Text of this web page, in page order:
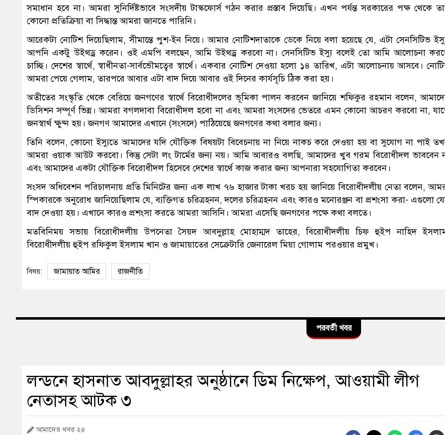
সমাধান হবে না। আমরা সুনির্দিষ্টভাবে সংসদীয় টাস্কফোর্স গঠন করার প্রস্তাব দিয়েছি। এখন পর্যন্ত সরকারের পক্ষ থেকে
কোনো প্রতিক্রিয়া বা সিদ্ধান্ত আমরা জানতে পারিনি।
আরেকটা নোটিশ দিয়েছিলাম, সীমান্তে পুশ-ইন নিয়ে। আমার নোটিশদাতাকে ডেকে নিয়ে বলা হয়েছে যে, এটা সেনসিটিভ
আপনি একটু উইথড্র করেন। ওই এমপি বলছেন, আমি উইথড্র করবো না। সেনসিটিভ ইস্যু বলেই তো আমি আলোচনা
চাচ্ছি। দেশের স্বার্থে, স্বাধীনতা-সার্বভৌমত্বের স্বার্থে। একবার নোটিশ দেওয়া হলো ১৪ তারিখ, এটা আলোচনায় আসবে।
আমরা পেয়ে গেলাম, তারপরে আবার এটা বাদ দিয়ে আবার ওই দিনের কার্যসূচি ঠিক করা হয়।
অতীতের সংস্কৃতি থেকে বেরিয়ে জনগণের স্বার্থে বিরোধীদলের ভূমিকা পালন করবেন জানিয়ে শফিকুর রহমান বলেন,
ডিসিশন সম্পূর্ণ ভিন্ন। আমরা বগলদাবা বিরোধীদল হবো না এবং আমরা সংসদের ভেতরে এমন কোনো আচরণ করবো না,
জনস্বার্থ ক্ষুণ্ন হয়। জনগণ আমাদের এখানে (সংসদে) পাঠিয়েছে জনগণের কথা বলার জন্য।
তিনি বলেন, কোনো ইস্যুতে আমাদের যদি যৌক্তিক বিষয়টা বিবেচনায় না নিয়ে নাকচ করে দেওয়া হয় বা সুযোগ না পাই
আমরা ওয়াক আউট করবো। কিন্তু সেটা লং টার্মের জন্য নয়। আমি আবারও বলছি, আমাদের খুব গরম বিরোধীদল ভাববেন
এবং আমাদের একটা যৌক্তিক বিরোধীদল হিসেবে দেশের স্বার্থে কাজ করার জন্য আপনারা সহযোগিতা করবেন।
সংসদ অধিবেশন পরিচালনায় প্রতি মিনিটের জন্য এক লাখ ৭৬ হাজার টাকা খরচ হয় জানিয়ে বিরোধীদলীয় নেতা বলেন,
স্পিকারকে অনুরোধ জানিয়েছিলাম যে, ব্যক্তিগত চরিত্রহনন, দলের চরিত্রহনন এবং কারও মনোরঞ্জন বা প্রশংসা করা- এগুলো
বাদ দেওয়া হয়। এখানে কারও প্রশংসা করতে আমরা আসিনি। আমরা এসেছি জনগণের পক্ষে কথা বলতে।
মতবিনিময় সভায় বিরোধীদলীয় উপনেতা সৈয়দ আবদুল্লাহ মোহাম্মদ তাহের, বিরোধীদলীয় চিফ হুইপ নাহিদ
বিরোধীদলীয় হুইপ রফিকুল ইসলাম খান ও জামায়াতের সেক্রেটারি জেনারেল মিয়া গোলাম পরওয়ার প্রমুখ।
বিষয়: জামায়াত আমির রাজনীতি
পরবর্তী খবর
লন্ডনে হাসনাত আবদুল্লাহর অনুষ্ঠানে ডিম নিক্ষেপ, আওয়ামী লীগ
নেতাসহ আটক ৩
আমাদের খবর ২৪